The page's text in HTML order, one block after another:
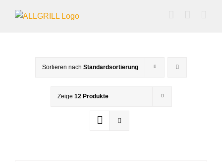
Inhalt
Sortieren nach Standardsortierung
Zeige 12 Produkte